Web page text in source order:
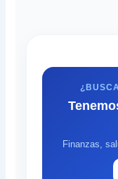
Finanzas,